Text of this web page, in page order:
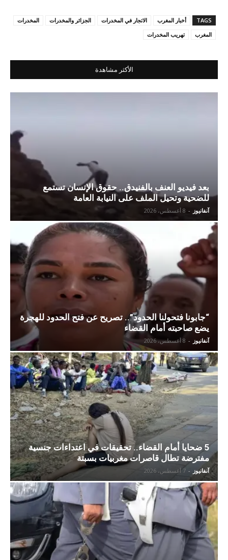
TAGS أخبار المغرب الاتجار في المخدرات الجزائر والمخدرات
المخدرات
المغرب
تهريب المخدرات
الأكثر مشاهدة
بعد فيديو العنف بالفنيدق.. حقوق الإنسان تستمع
للضحية وتحيل الملف على النيابة العامة
آنفانيوز - 8 أغسطس، 2026
“جابونا فتحولنا الحدود”.. تصريح عن فتح الحدود للهجرة
يضع صاحبته أمام القضاء
آنفانيوز - 8 أغسطس، 2026
5 ضحايا أمام القضاء.. تحقيقات في اعتداءات جنسية
مفترضة تطال قاصرات مغربيات بسبتة
آنفانيوز - 7 أغسطس، 2026